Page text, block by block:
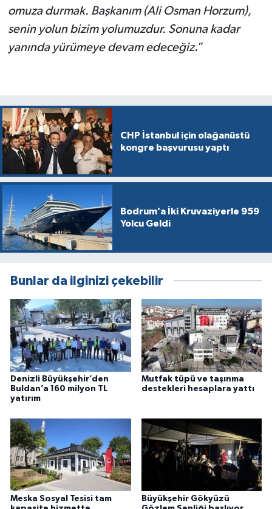
omuza durmak. Başkanım (Ali Osman Horzum),
senin yolun bizim yolumuzdur. Sonuna kadar
yanında yürümeye devam edeceğiz.”
CHP İstanbul için olağanüstü
kongre başvurusu yaptı
Bodrum’a İki Kruvaziyerle 959
Yolcu Geldi
Bunlar da ilginizi çekebilir
Denizli Büyükşehir’den
Buldan’a 160 milyon TL
yatırım
Mutfak tüpü ve taşınma
destekleri hesaplara yattı
Meska Sosyal Tesisi tam
Büyükşehir Gökyüzü